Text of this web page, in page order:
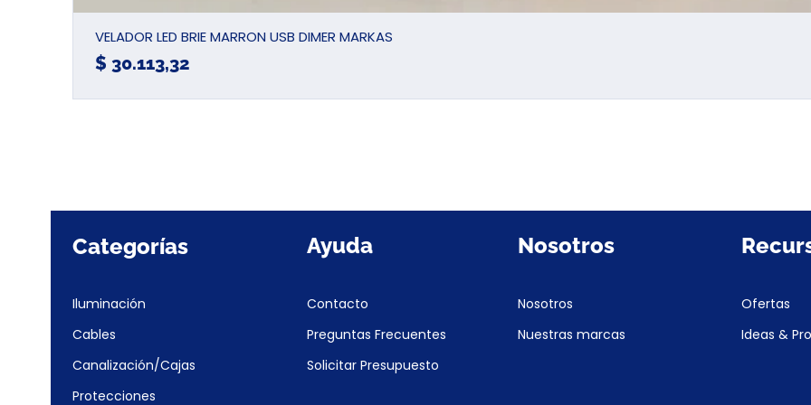
VELADOR LED BRIE MARRON USB DIMER MARKAS
Precio
$ 30.113,32
Categorías
Iluminación
Cables
Canalización/Cajas
Protecciones
Ayuda
Contacto
Preguntas Frecuentes
Solicitar Presupuesto
Nosotros
Nosotros
Nuestras marcas
Ofertas
Ideas &